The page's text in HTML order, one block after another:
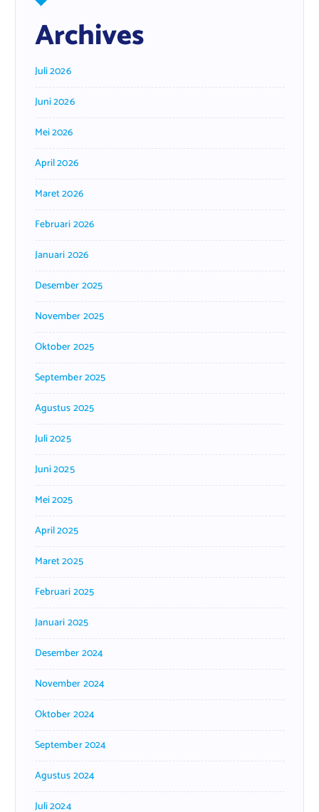
Archives
Juli 2026
Juni 2026
Mei 2026
April 2026
Maret 2026
Februari 2026
Januari 2026
Desember 2025
November 2025
Oktober 2025
September 2025
Agustus 2025
Juli 2025
Juni 2025
Mei 2025
April 2025
Maret 2025
Februari 2025
Januari 2025
Desember 2024
November 2024
Oktober 2024
September 2024
Agustus 2024
Juli 2024